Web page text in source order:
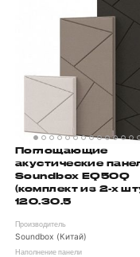
Поглощающие
акустические
Soundbox EQ50Q
(комплект из 2-х
120.30.5
Производитель
Soundbox (Китай)
Наполнение панели